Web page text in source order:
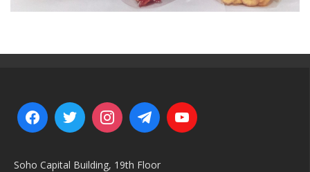
Soho Capital Building, 19th Floor